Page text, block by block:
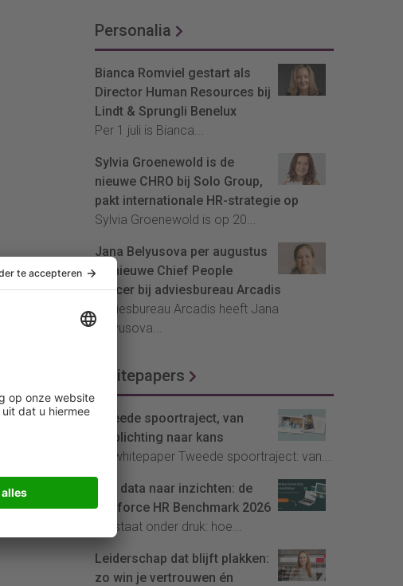
Personalia
Bianca Romviel gestart als
Director Human Resources bij
Lindt & Sprungli Benelux
Per 1 juli is Bianca...
Sylvia Groenewold is de
nieuwe CHRO bij Solo Group,
pakt internationale HR-strategie op
Sylvia Groenewold is op 20...
Jana Belyusova per augustus
de nieuwe Chief People
Officer bij adviesbureau Arcadis
Adviesbureau Arcadis heeft Jana
Belyusova...
Whitepapers
Tweede spoortraject, van
verplichting naar kans
De whitepaper Tweede spoortraject: van...
Van data naar inzichten: de
Youforce HR Benchmark 2026
HR staat onder druk: hoe...
Leiderschap dat blijft plakken:
zo win je vertrouwen én